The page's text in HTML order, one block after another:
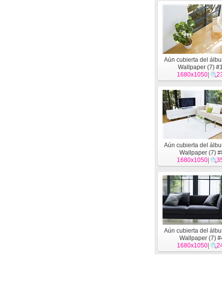
Aún cubierta del
Wallpaper (7)
1680x1050
Aún cubierta del
Wallpaper (7)
1680x1050
Aún cubierta del
Wallpaper (7)
1680x1050